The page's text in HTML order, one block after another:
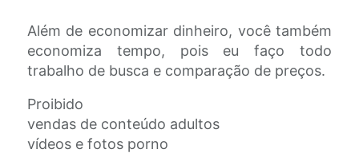
Além de economizar dinheiro, você também
economiza tempo, pois eu faço todo
trabalho de busca e comparação de preços.
Proibido
vendas de conteúdo adultos
vídeos e fotos porno